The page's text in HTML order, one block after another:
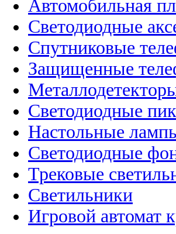
Автомобильная
Светодиодные
Спутниковые
Защищенные
Светодиодные
Настольные
Светодиодные
Трековые
Светильники
Игровой автомат